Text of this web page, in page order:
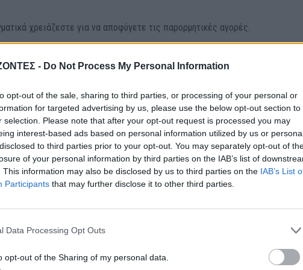
- Do Not Process My Personal Information
opt-out of the sale, sharing to third parties, or processing of your personal or
for targeted advertising by us, please use the below opt-out section to
selection. Please note that after your opt-out request is processed you may
interest-based ads based on personal information utilized by us or
to third parties prior to your opt-out. You may separately opt-out of
of your personal information by third parties on the IAB’s list of
This information may also be disclosed by us to third parties on the IAB’s List
Participants that may further disclose it to other third parties.
Data Processing Opt Outs
opt-out of the Sharing of my personal data.
χρειάζεστε για να αποφύγετε τις παρορμητικές αγορές.
για την πολιτική αλλαγών του κάθε καταστήματος πριν πληρώσετε στο
ΔΉΜΟΣ ΚΙΣΆΜΟΥ
Εκδήλωση για τη
Κρήτη: Ο καιρός της